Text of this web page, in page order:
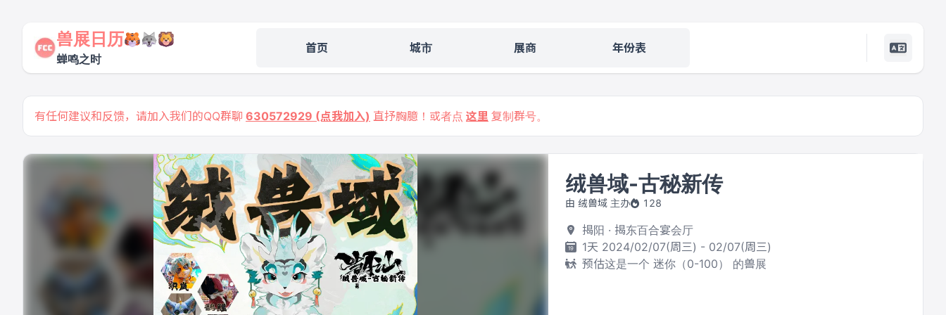
兽展日历
蝉鸣之时
首页 城市 展商 年份表
有任何建议和反馈，请加入我们的QQ群聊 630572929 (点我加入) 直抒胸臆！或者点 这里 复制群号。
绒兽域-古秘新传
由 绒兽域 主办 128
揭阳 · 揭东百合宴会厅
1天 2024/02/07(周三) - 02/07(周三)
预估这是一个 迷你（0-100） 的兽展